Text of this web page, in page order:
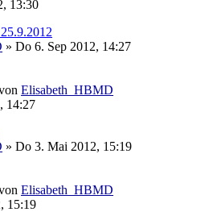
13:30
» Do 6. Sep 2012, 14:27
Elisabeth_HBMD
14:27
» Do 3. Mai 2012, 15:19
Elisabeth_HBMD
15:19